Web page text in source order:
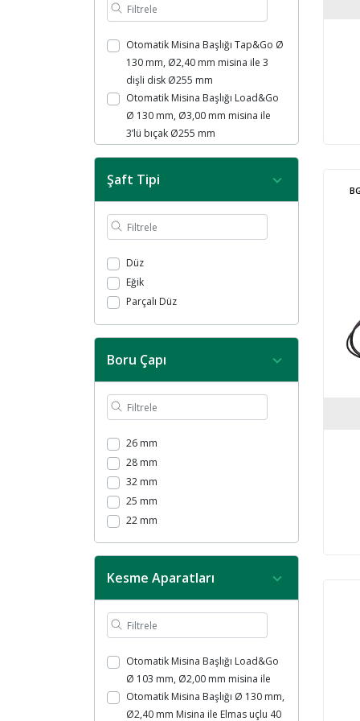
Otomatik Misina Başlığı Tap&Go Ø
130 mm, Ø2,40 mm misina ile 3
dişli disk Ø255 mm
Otomatik Misina Başlığı Load&Go
Ø 130 mm, Ø3,00 mm misina ile
3’lü bıçak Ø255 mm
Otomatik Misina Başlığı EVO
Tap&Go Ø 110 mm, Ø2,40 mm
misina ile
Otomatik Misina Başlığı EVO
Tap&Go Ø 110 mm, Ø2,40 mm
misina ile 3 dişli disk Ø255 mm
Otomatik Misina Başlığı Tap&Go Ø
105 mm, Ø1,65 mm misina ile
Otomatik Misina Başlığı Tap&Go Ø
Elmas Uçlu 40 Diş Tırpan Bıçağı
Otomatik Misina Başlığı Tap' N Go
Ø 105 mm, Ø2,00 mm Misina ile
3’lü bıçak Ø255 mm
Şaft Tipi
Düz
Eğik
Parçalı Düz
Boru Çapı
26 mm
28 mm
32 mm
25 mm
22 mm
Kesme Aparatları
Otomatik Misina Başlığı Load&Go
Ø 103 mm, Ø2,00 mm misina ile
Otomatik Misina Başlığı Ø 130 mm,
Ø2,40 mm Misina ile Elmas uçlu 40